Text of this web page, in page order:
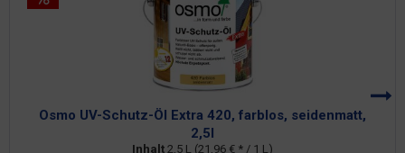
Osmo UV-Schutz-Öl Extra 420, farblos, seidenmatt,
2,5l
Inhalt 2,5 L (21,96 € * / 1 L)